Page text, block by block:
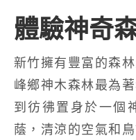
體驗神奇
新竹擁有豐富的森
峰鄉神木森林最為
到彷彿置身於一個
蔭，清涼的空氣和